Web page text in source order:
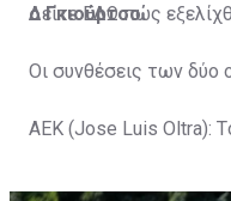
ο Γκιούρτσο.
ΔείτεΕΔΩπώς
Οι συνθέσεις των δύο
ΑΕΚ (Jose Luis Oltra):